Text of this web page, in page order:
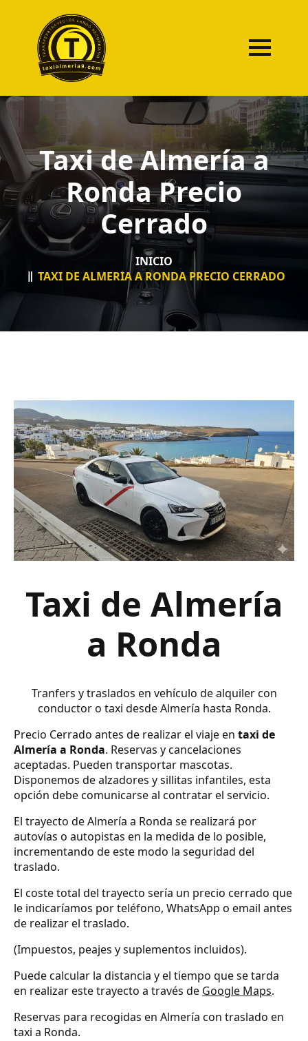
Taxi de Almería a
Ronda Precio
Cerrado
INICIO
TAXI DE ALMERÍA A RONDA PRECIO CERRADO
Taxi de Almería
a Ronda
Tranfers y traslados en vehículo de alquiler con
conductor o taxi desde Almería hasta Ronda.
Precio Cerrado antes de realizar el viaje en taxi de
Almería a Ronda. Reservas y cancelaciones
aceptadas. Pueden transportar mascotas.
Disponemos de alzadores y sillitas infantiles, esta
opción debe comunicarse al contratar el servicio.
El trayecto de Almería a Ronda se realizará por
autovías o autopistas en la medida de lo posible,
incrementando de este modo la seguridad del
traslado.
El coste total del trayecto sería un precio cerrado que
le indicaríamos por teléfono, WhatsApp o email antes
de realizar el traslado.
(Impuestos, peajes y suplementos incluidos).
Puede calcular la distancia y el tiempo que se tarda
en realizar este trayecto a través de Google Maps.
Reservas para recogidas en Almería con traslado en
taxi a Ronda.